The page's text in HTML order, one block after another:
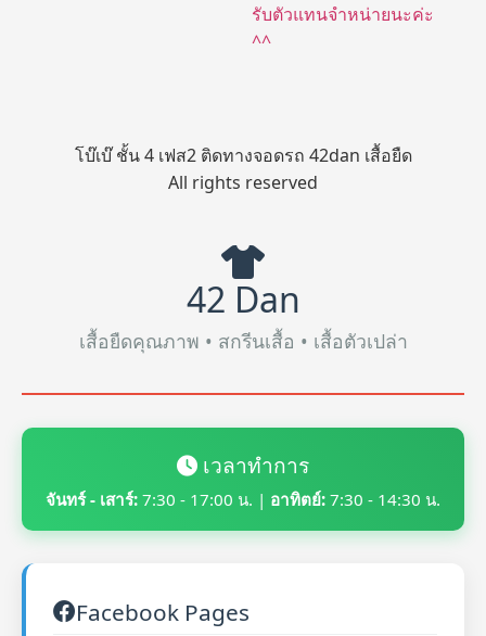
รับตัวแทนจำหน่ายนะค่ะ
^^
โบ๊เบ๊ ชั้น 4 เฟส2 ติดทางจอดรถ 42dan เสื้อยืด
All rights reserved
42 Dan
เสื้อยืดคุณภาพ • สกรีนเสื้อ • เสื้อตัวเปล่า
เวลาทำการ
จันทร์ - เสาร์: 7:30 - 17:00 น. | อาทิตย์: 7:30 - 14:30 น.
Facebook Pages